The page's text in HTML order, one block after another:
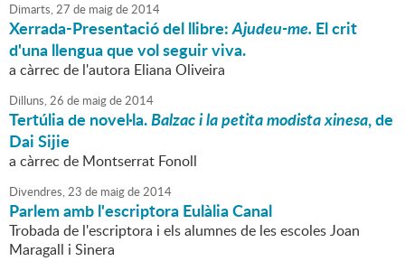
Dimarts,27 de maigde2014
Xerrada-Presentació del llibre:Ajudeu-me. El crit
d'una llengua que vol seguir viva.
a càrrec de l'autora Eliana Oliveira
Dilluns,26 de maigde2014
Tertúlia de novel·la.Balzac i la petita modista xinesa, de
Dai Sijie
a càrrec de Montserrat Fonoll
Divendres,23 de maigde2014
Parlem amb l'escriptora Eulàlia Canal
Trobada de l'escriptora i els alumnes de les escoles Joan
Maragall i Sinera